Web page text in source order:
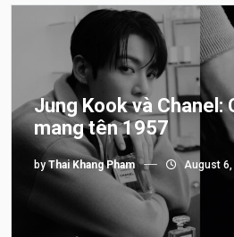
Jung Kook và Chanel:
mang tên 1957
byThai Khang Pham August 6,